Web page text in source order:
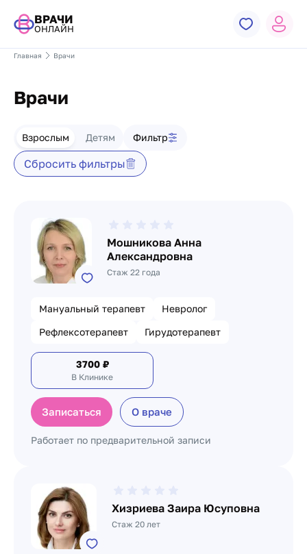
ВРАЧИ
ОНЛАЙН
Главная Врачи
Врачи
Фильтр врачей
Взрослым Детям Фильтр
Сбросить фильтры
Мошникова Анна
Александровна
Стаж 22 года
Мануальный терапевт
Невролог
Рефлексотерапевт
Гирудотерапевт
3700₽
В Клинике
Записаться О враче
Работает по предварительной записи
Хизриева Заира Юсуповна
Стаж 20 лет